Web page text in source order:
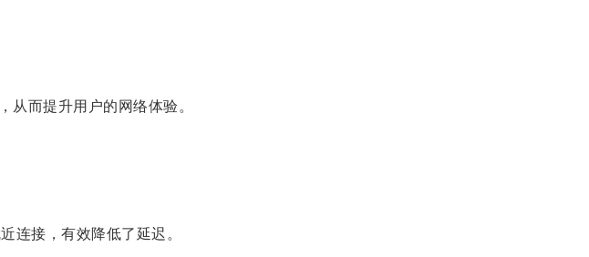
而提升用户的网络体验。
接，有效降低了延迟。